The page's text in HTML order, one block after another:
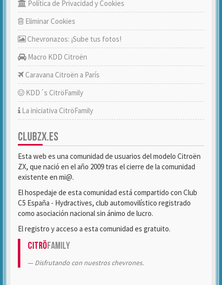
Política de Privacidad y Cookies
Eliminar Cookies
Chevronazos: ¡Sube tus fotos!
Macro KDD Citroën
Caravana Citroën a París
KDD´s CitröFamily
La iniciativa CitröFamily
CLUBZX.ES
Esta web es una comunidad de usuarios del modelo Citroën
ZX, que nació en el año 2009 tras el cierre de la comunidad
existente en mi@.
El hospedaje de esta comunidad está compartido con Club
C5 España - Hydractives, club automovilístico registrado
como asociación nacional sin ánimo de lucro.
El registro y acceso a esta comunidad es gratuito.
CitröFamily
Disfrutando con nuestros chevrones.